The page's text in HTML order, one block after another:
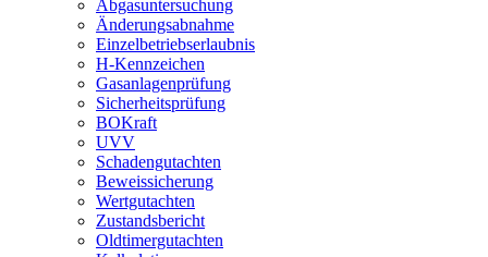
Abgasuntersuchung
Änderungsabnahme
Einzelbetriebserlaubnis
H-Kennzeichen
Gasanlagenprüfung
Sicherheitsprüfung
BOKraft
UVV
Schadengutachten
Beweissicherung
Wertgutachten
Zustandsbericht
Oldtimergutachten